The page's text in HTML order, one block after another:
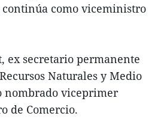
como viceministro
ex secretario permanente
Naturales y Medio
nombrado viceprimer
de Comercio.